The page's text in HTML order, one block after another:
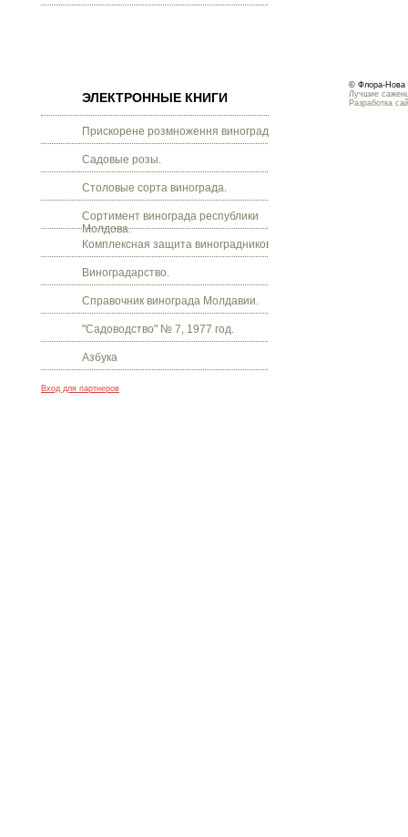
ЭЛЕКТРОННЫЕ КНИГИ
Прискорене розмноження винограду.
Садовые розы.
Столовые сорта винограда.
Сортимент винограда республики
Молдова.
Комплексная защита виноградников.
Виноградарство.
Справочник винограда Молдавии.
"Садоводство" № 7, 1977 год.
Азбука
Вход для партнеров
© Флора-Нова
Лучшие
Разработка